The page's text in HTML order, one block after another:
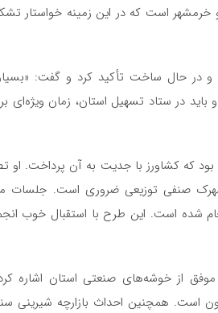
خرمشهر است که در این زمینه خواستار
در حال ساخت تأکید کرد و گفت:
باید در ستاد تسهیل استان، زمان ویژه‌ای
که کشاورز با جدیت به آن پرداخت. او
احداث شهرک صنفی توزیعی ضروری است.
شده است. این طرح با استقبال خوب
موفق از خوشه‌های صنعتی استان اشاره
همچنین احداث بازارچه شیرینی